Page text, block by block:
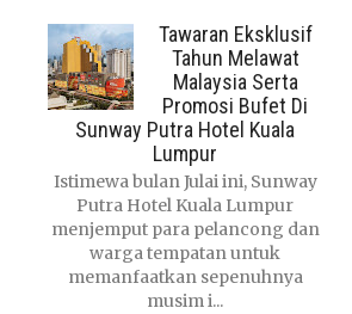
Tawaran Eksklusif
Tahun Melawat
Malaysia Serta
Promosi Bufet Di
Sunway Putra Hotel Kuala
Lumpur
Istimewa bulan Julai ini, Sunway
Putra Hotel Kuala Lumpur
menjemput para pelancong dan
warga tempatan untuk
memanfaatkan sepenuhnya
musim i...